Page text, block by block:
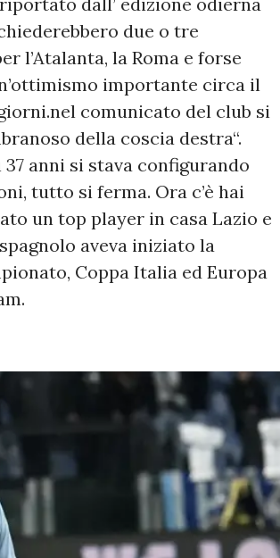
due o tre
l’Atalanta, la Roma e forse
importante circa il
comunicato del club si
della coscia destra“.
anni si stava configurando
tutto si ferma. Ora c’è hai
un top player in casa Lazio e
aveva iniziato la
Coppa Italia ed Europa